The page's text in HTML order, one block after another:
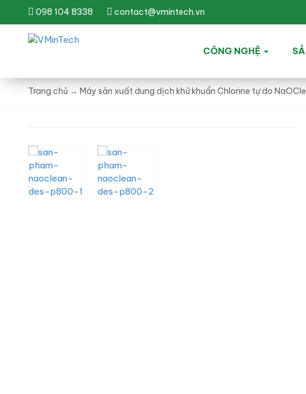
098 104 8338 contact@vmintech.vn
CÔNG NGHỆ
Trang chủ → Máy sản xuất dung dịch khử khuẩn Chlorine tự do